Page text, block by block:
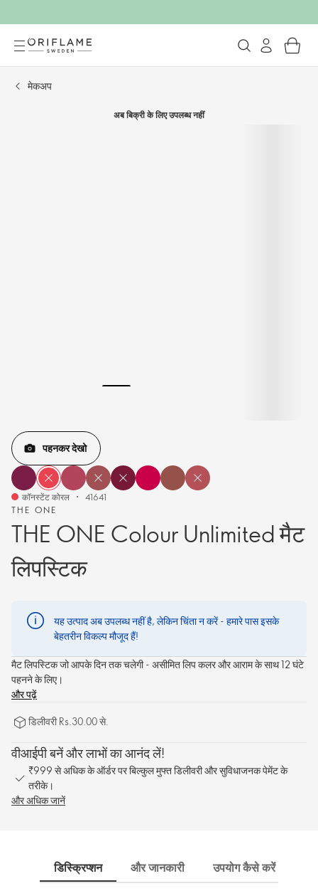
मेकअप
अब बिक्री के लिए उपलब्ध नहीं
THE ONE
THE ONE Colour Unlimited मैट
लिपस्टिक
पहनकर देखो
कॉनस्टेंट कोरल 41641
यह उत्पाद अब उपलब्ध नहीं है, लेकिन चिंता न करें - हमारे पास इसके
बेहतरीन विकल्प मौजूद हैं!
मैट लिपस्टिक जो आपके दिन तक चलेगी - असीमित लिप कलर और आराम के साथ 12 घंटे
पहनने के लिए।
और पढ़ें
डिलीवरी Rs.30.00 से.
वीआईपी बनें और लाभों का आनंद लें!
₹999 से अधिक के ऑर्डर पर बिल्कुल मुफ्त डिलीवरी और सुविधाजनक पेमेंट के
तरीके।
और अधिक जानें
डिस्क्रिप्शन और जानकारी उपयोग कैसे करें